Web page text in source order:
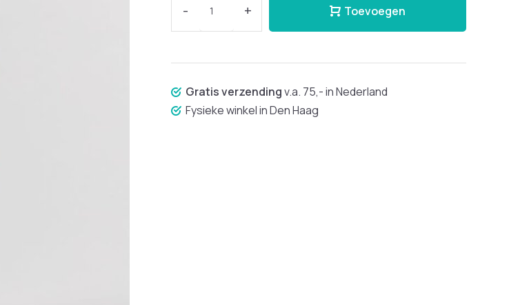
- + Toevoegen
Gratis verzendingv.a. 75,- in Nederland
Fysieke winkel in Den Haag